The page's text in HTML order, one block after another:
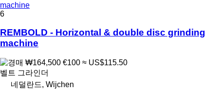
machine
6
REMBOLD - Horizontal & double disc grinding
machine
₩164,500 €100 ≈ US$115.50
벨트 그라인더
네덜란드, Wijchen